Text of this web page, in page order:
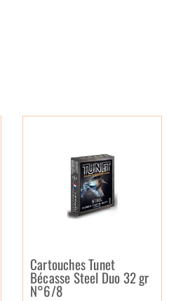
Cartouches Tunet
Bécasse Steel Duo 32 gr
N°6/8